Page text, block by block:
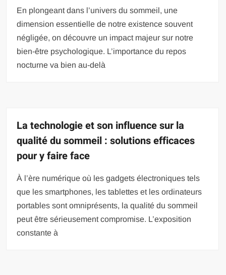
En plongeant dans l’univers du sommeil, une
dimension essentielle de notre existence souvent
négligée, on découvre un impact majeur sur notre
bien-être psychologique. L’importance du repos
nocturne va bien au-delà
La technologie et son influence sur la
qualité du sommeil : solutions efficaces
pour y faire face
À l’ère numérique où les gadgets électroniques tels
que les smartphones, les tablettes et les ordinateurs
portables sont omniprésents, la qualité du sommeil
peut être sérieusement compromise. L’exposition
constante à